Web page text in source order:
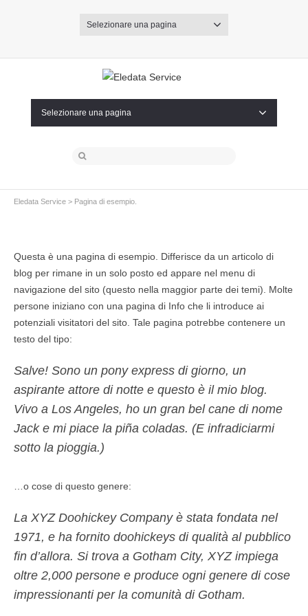
Selezionare una pagina
Selezionare una pagina
Eledata Service > Pagina di esempio.
Questa è una pagina di esempio. Differisce da un articolo di
blog per rimane in un solo posto ed appare nel menu di
navigazione del sito (questo nella maggior parte dei temi). Molte
persone iniziano con una pagina di Info che li introduce ai
potenziali visitatori del sito. Tale pagina potrebbe contenere un
testo del tipo:
Salve! Sono un pony express di giorno, un
aspirante attore di notte e questo è il mio blog.
Vivo a Los Angeles, ho un gran bel cane di nome
Jack e mi piace la piña coladas. (E infradiciarmi
sotto la pioggia.)
…o cose di questo genere:
La XYZ Doohickey Company è stata fondata nel
1971, e ha fornito doohickeys di qualità al pubblico
fin d’allora. Si trova a Gotham City, XYZ impiega
oltre 2,000 persone e produce ogni genere di cose
impressionanti per la comunità di Gotham.